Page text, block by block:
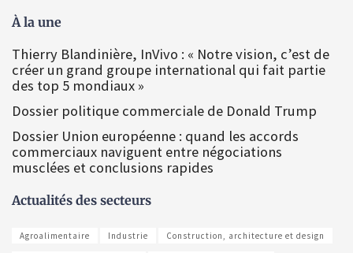
À la une
Thierry Blandinière, InVivo : « Notre vision, c’est de
créer un grand groupe international qui fait partie
des top 5 mondiaux »
Dossier politique commerciale de Donald Trump
Dossier Union européenne : quand les accords
commerciaux naviguent entre négociations
musclées et conclusions rapides
Actualités des secteurs
Agroalimentaire Industrie Construction, architecture et design